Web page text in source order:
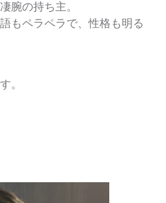
腕の持ち主。
もペラペラで、性格も明る
。